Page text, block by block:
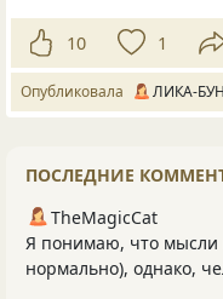
10 1
Опубликовала ЛИКА-
ПОСЛЕДНИЕ
TheMagicCat
Я понимаю, что мысли
нормально), однако,